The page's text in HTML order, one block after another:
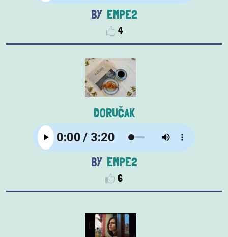
EMPE2
4
DORUČAK
EMPE2
6